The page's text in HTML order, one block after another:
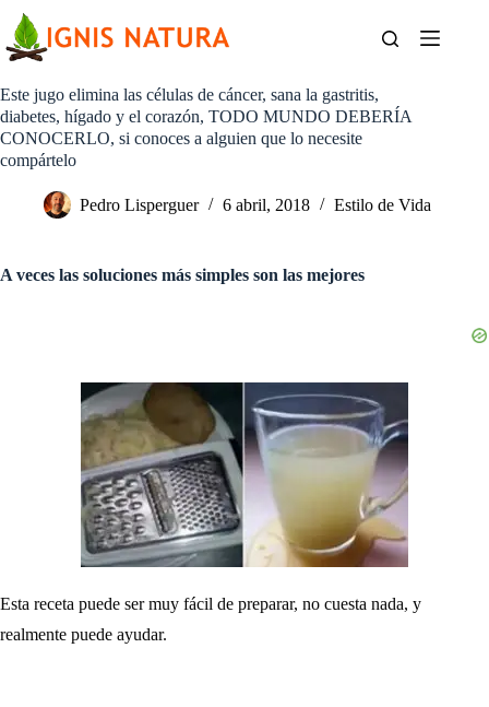
contenido
Este jugo elimina las células de cáncer, sana la gastritis,
diabetes, hígado y el corazón, TODO MUNDO DEBERÍA
CONOCERLO, si conoces a alguien que lo necesite
compártelo
Pedro Lisperguer 6 abril, 2018 Estilo de Vida
A veces las soluciones más simples son las mejores
Esta receta puede ser muy fácil de preparar, no cuesta nada, y
realmente puede ayudar.